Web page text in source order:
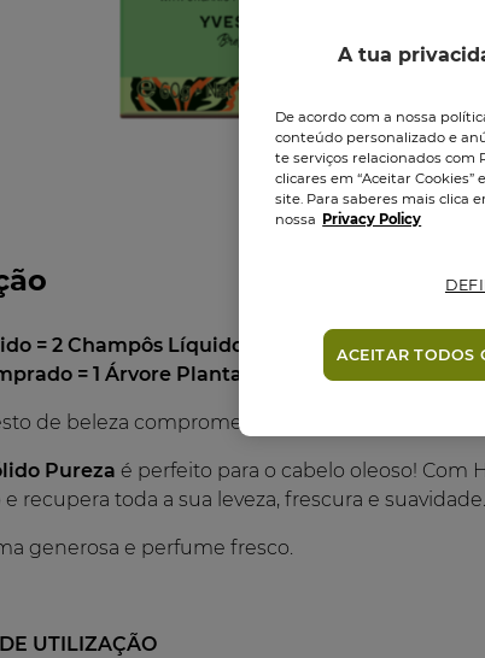
= 2 Champôs Líquidos 300ml
= 1 Árvore Plantada
de beleza comprometido! Champô Sólido,
Pureza é perfeito para o cabelo oleoso! Com
recupera toda a sua leveza, frescura e suavidade.
generosa e perfume fresco.
UTILIZAÇÃO
A tua
De acordo com a nossa
conteúdo personalizado e
te serviços relacionados com
clicares em “Aceitar
site. Para saberes mais clica
nossa Privacy Policy
ACEITAR TODOS